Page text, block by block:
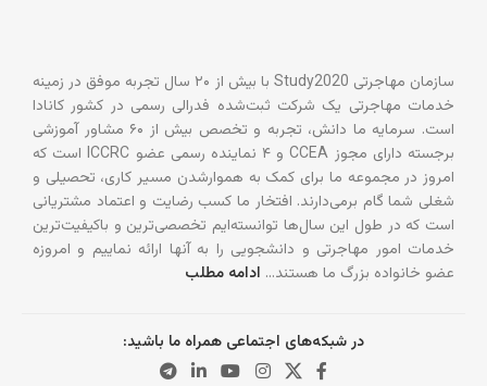
سازمان مهاجرتی Study2020 با بیش از ۲۰ سال تجربه موفق در زمینه
خدمات مهاجرتی یک شرکت ثبت‌شده فدرالی رسمی در کشور کانادا
است. سرمایه ما دانش، تجربه و تخصص بیش از ۶۰ مشاور آموزشی
برجسته دارای مجوز CCEA و ۴ نماینده رسمی عضو ICCRC است که
امروز در مجموعه ما برای کمک به هموارشدن مسیر کاری، تحصیلی و
شغلی شما گام برمی‌دارند. افتخار ما کسب رضایت و اعتماد مشتریانی
است که در طول این سال‌ها توانسته‌ایم تخصصی‌ترین و باکیفیت‌ترین
خدمات امور مهاجرتی و دانشجویی را به آنها ارائه نماییم و امروزه
عضو خانواده بزرگ ما هستند… ادامه مطلب
در شبکه‌های اجتماعی همراه ما باشید: